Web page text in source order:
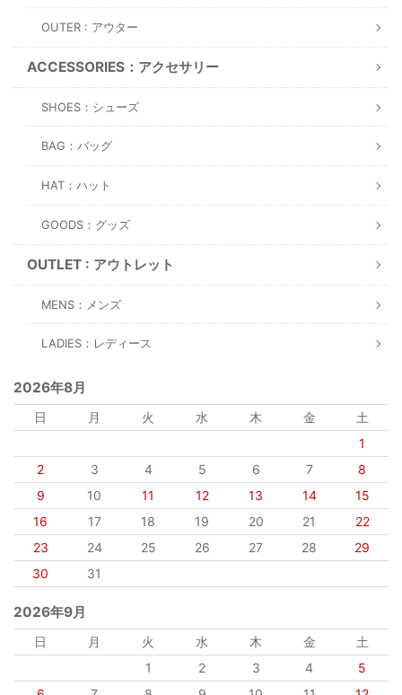
OUTER : アウター
ACCESSORIES：アクセサリー
SHOES：シューズ
BAG：バッグ
HAT：ハット
GOODS：グッズ
OUTLET : アウトレット
MENS：メンズ
LADIES：レディース
2026年8月
日 月 火 水 木 金
土
1
2
3 4 5 6 7
8
9
10 11 12 13 14
15
16
17 18 19 20 21
22
23
24 25 26 27 28
29
30
31
2026年9月
日 月 火 水 木 金
土
1
2 3 4
5